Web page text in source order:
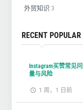
外贸知识 3
RECENT POPULAR
Instagram买赞常见
量与风险
1 周，1 日前